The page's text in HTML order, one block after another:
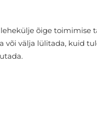
õige
või välja lülitada, kuid